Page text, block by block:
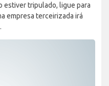
estiver tripulado, ligue para
empresa terceirizada irá